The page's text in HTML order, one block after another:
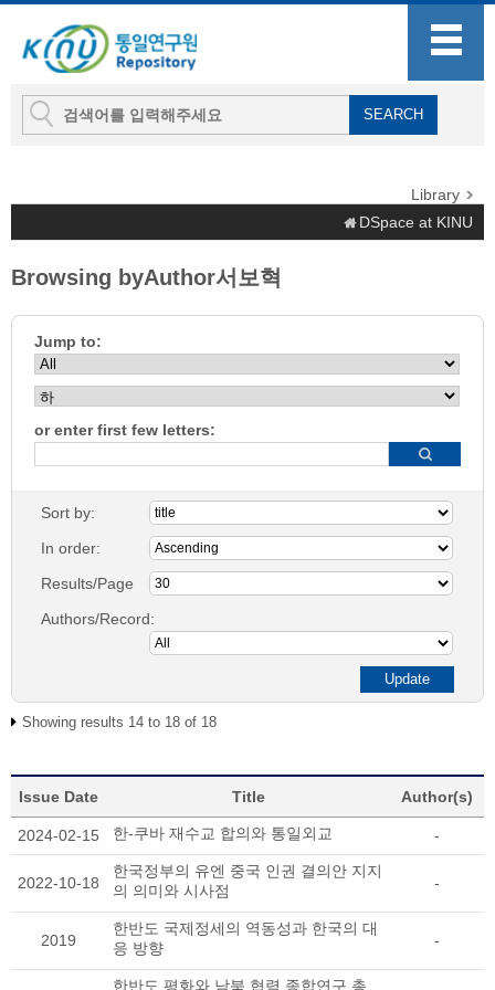
Library
DSpace at KINU
Browsing byAuthor서보혁
Jump to:
or enter first few letters:
Sort by:
In order:
Results/Page
Authors/Record:
Showing results 14 to 18 of 18
Issue Date Title Author(s)
2024-02-15 한-쿠바 재수교 합의와 통일외교 -
2022-10-18
한국정부의 유엔 중국 인권 결의안 지지
의 의미와 시사점
-
2019
한반도 국제정세의 역동성과 한국의 대
응 방향
-
한반도 평화와 남북 협력 종합연구 총